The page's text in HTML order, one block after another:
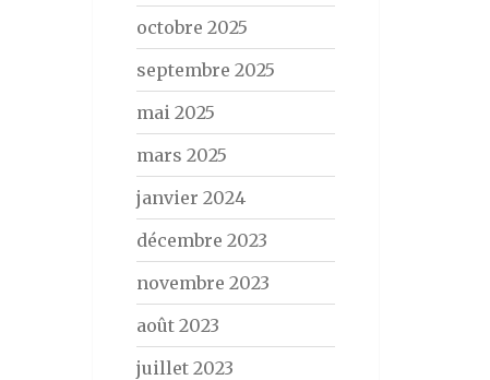
octobre 2025
septembre 2025
mai 2025
mars 2025
janvier 2024
décembre 2023
novembre 2023
août 2023
juillet 2023